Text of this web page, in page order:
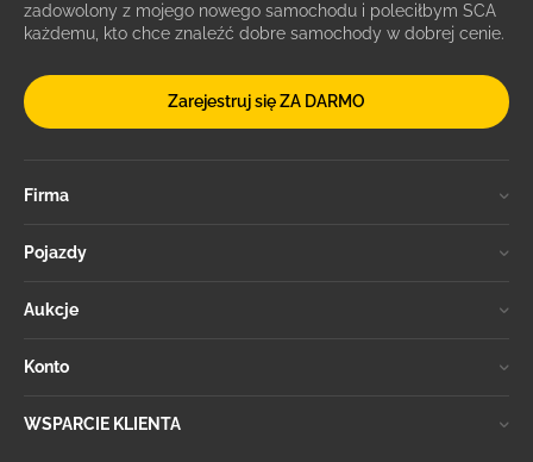
zadowolony z mojego nowego samochodu i poleciłbym SCA
każdemu, kto chce znaleźć dobre samochody w dobrej cenie.
Zarejestruj się ZA DARMO
Firma
Pojazdy
Aukcje
Konto
WSPARCIE KLIENTA